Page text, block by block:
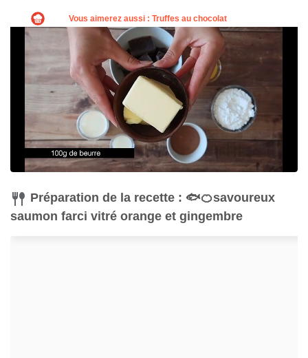
Acheter Acheter
Râpe
Acheter
Préparation de la recette : 🐟🍊savoureux
saumon farci vitré orange et gingembre